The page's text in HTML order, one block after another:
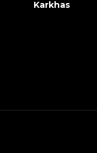
Karkhas